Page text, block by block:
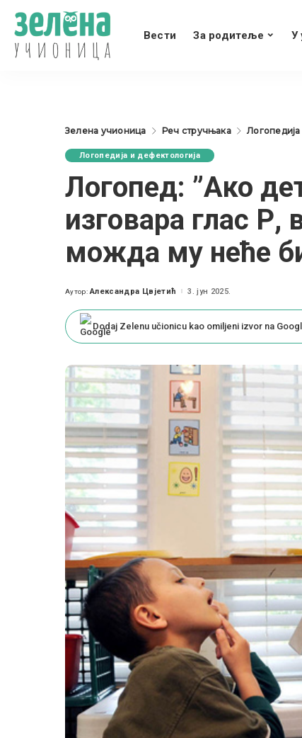
Вести За родитеље У
Зелена учионица Реч стручњака
Логопедија и дефектологија
Логопед: ”Ако
изговара глас Р,
можда му неће
Posted
Аутор: Александра Цвјетић 3. јун 2025.
Dodaj Zelenu učionicu kao omiljeni izvor na